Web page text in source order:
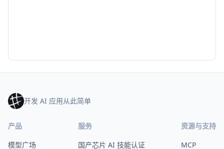
开发 AI 应用从此简单
产品
模型广场
服务
国产芯片 AI 技能认证
资源与支持
MCP